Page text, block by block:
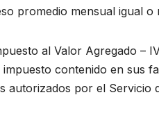
promedio mensual igual o
al Valor Agregado –
contenido en sus
autorizados por el Servicio